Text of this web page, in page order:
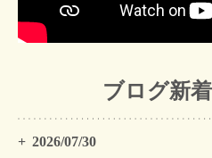
ブログ新
2026/07/30